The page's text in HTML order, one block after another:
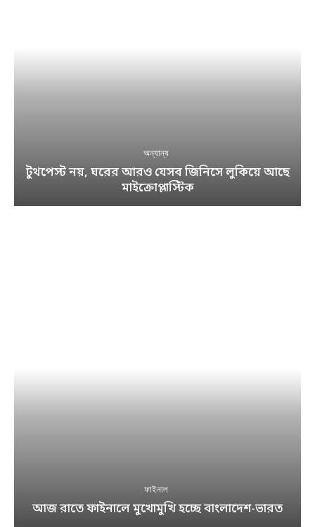
অন্যান্য
টুথপেস্ট নয়, ঘরের আরও যেসব জিনিসে লুকিয়ে আছে
মাইক্রোপ্লাস্টিক
ফাইনাল
আজ রাতে ফাইনালে মুখোমুখি হচ্ছে বাংলাদেশ-ভারত